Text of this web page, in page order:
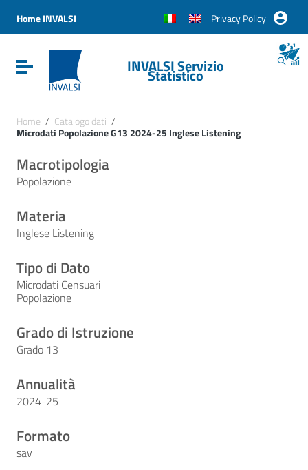
Vai al menu di navigazione
Vai al footer
Home INVALSI Privacy Policy
Attiva / disattiva la navigazioneINVALSI Servizio
Statistico
Home / Catalogo dati /
Microdati Popolazione G13 2024-25 Inglese Listening
Macrotipologia
Popolazione
Materia
Inglese Listening
Tipo di Dato
Microdati Censuari
Popolazione
Grado di Istruzione
Grado 13
Annualità
2024-25
Formato
sav